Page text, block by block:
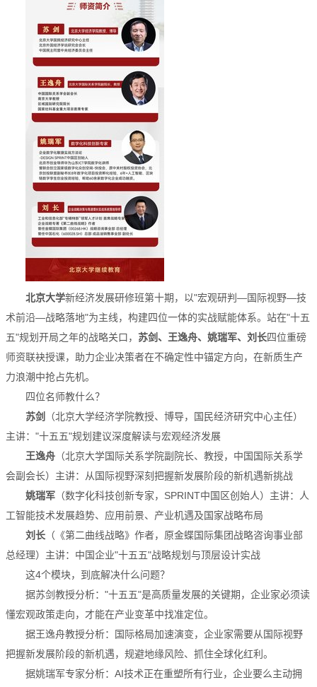
北京大学新经济发展研修班第十期，以"宏观研判—国际视野—技
术前沿—战略落地"为主线，构建四位一体的实战赋能体系。站在"十五
五"规划开局之年的战略关口， 苏剑、王逸舟、姚瑞军、刘长四位重磅
师资联袂授课，助力企业决策者在不确定性中锚定方向，在新质生产
力浪潮中抢占先机。
四位名师教什么？
苏剑
（北京大学经济学院教授、博导，国民经济研究中心主任）
主讲："十五五"规划建议深度解读与宏观经济发展
王逸舟 （北京大学国际关系学院副院长、教授，中国国际关系学
会副会长）主讲：从国际视野深刻把握新发展阶段的新机遇新挑战
姚瑞军 （数字化科技创新专家，SPRINT中国区创始人）主讲：人
工智能技术发展趋势、应用前景、产业机遇及国家战略布局
刘长 （《第二曲线战略》作者，原金蝶国际集团战略咨询事业部
总经理）主讲：中国企业"十五五"战略规划与顶层设计实战
这4个模块，到底解决什么问题？
据苏剑教授分析："十五五"是高质量发展的关键期，企业家必须读
懂宏观政策走向，才能在产业变革中找准定位。
据王逸舟教授分析：国际格局加速演变，企业家需要从国际视野
把握新发展阶段的新机遇，规避地缘风险、抓住全球化红利。
据姚瑞军专家分析：AI技术正在重塑所有行业，企业要么主动拥